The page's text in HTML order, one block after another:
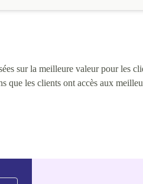
sur la meilleure valeur pour les
les clients ont accès aux